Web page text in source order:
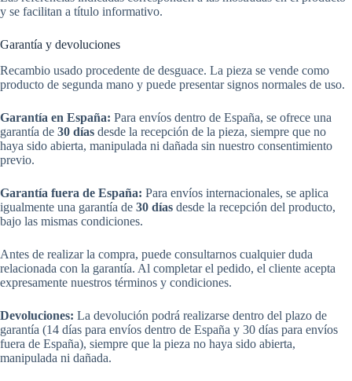
y se facilitan a título informativo.
Garantía y devoluciones
Recambio usado procedente de desguace. La pieza se vende como
producto de segunda mano y puede presentar signos normales de uso.
Garantía en España: Para envíos dentro de España, se ofrece una
garantía de 30 días desde la recepción de la pieza, siempre que no
haya sido abierta, manipulada ni dañada sin nuestro consentimiento
previo.
Garantía fuera de España: Para envíos internacionales, se aplica
igualmente una garantía de 30 días desde la recepción del producto,
bajo las mismas condiciones.
Antes de realizar la compra, puede consultarnos cualquier duda
relacionada con la garantía. Al completar el pedido, el cliente acepta
expresamente nuestros términos y condiciones.
Devoluciones: La devolución podrá realizarse dentro del plazo de
garantía (14 días para envíos dentro de España y 30 días para envíos
fuera de España), siempre que la pieza no haya sido abierta,
manipulada ni dañada.